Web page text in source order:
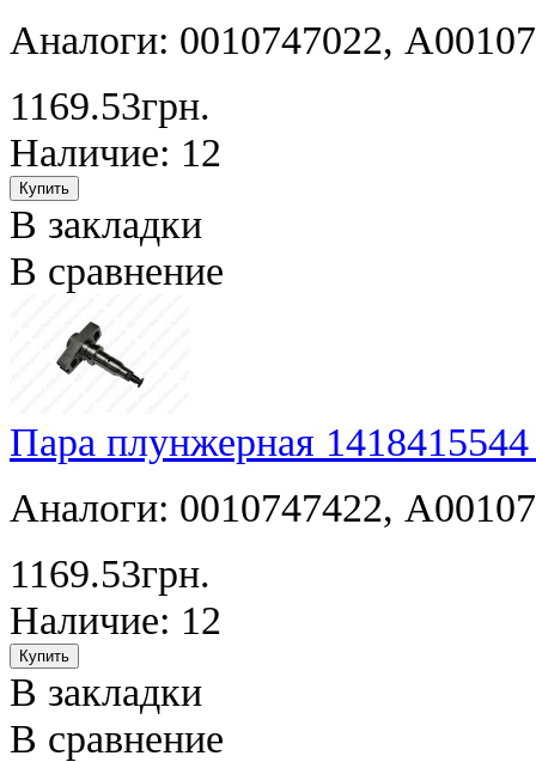
Аналоги: 0010747022,
1169.53грн.
Наличие: 12
В закладки
В сравнение
Пара плунжерная
Аналоги: 0010747422,
1169.53грн.
Наличие: 12
В закладки
В сравнение